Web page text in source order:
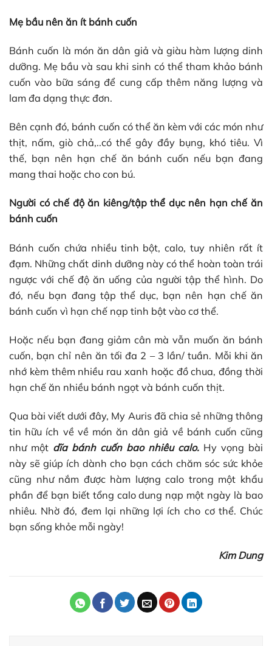
Mẹ bầu nên ăn ít bánh cuốn
Bánh cuốn là món ăn dân giả và giàu hàm lượng dinh
dưỡng. Mẹ bầu và sau khi sinh có thể tham khảo bánh
cuốn vào bữa sáng để cung cấp thêm năng lượng và
lam đa dạng thực đơn.
Bên cạnh đó, bánh cuốn có thể ăn kèm với các món như
thịt, nấm, giò chả,..có thể gây đầy bụng, khó tiêu. Vì
thế, bạn nên hạn chế ăn bánh cuốn nếu bạn đang
mang thai hoặc cho con bú.
Người có chế độ ăn kiêng/tập thể dục nên hạn chế ăn
bánh cuốn
Bánh cuốn chứa nhiều tinh bột, calo, tuy nhiên rất ít
đạm. Những chất dinh dưỡng này có thể hoàn toàn trái
ngược với chế độ ăn uống của người tập thể hình. Do
đó, nếu bạn đang tập thể dục, bạn nên hạn chế ăn
bánh cuốn vì hạn chế nạp tinh bột vào cơ thể.
Hoặc nếu bạn đang giảm cân mà vẫn muốn ăn bánh
cuốn, bạn chỉ nên ăn tối đa 2 – 3 lần/ tuần. Mỗi khi ăn
nhớ kèm thêm nhiều rau xanh hoặc đồ chua, đồng thời
hạn chế ăn nhiều bánh ngọt và bánh cuốn thịt.
Qua bài viết dưới đây, My Auris đã chia sẻ những thông
tin hữu ích về về món ăn dân giả về bánh cuốn cũng
như một dĩa bánh cuốn bao nhiêu calo. Hy vọng bài
này sẽ giúp ích dành cho bạn cách chăm sóc sức khỏe
cũng như nắm được hàm lượng calo trong một khẩu
phần để bạn biết tổng calo dung nạp một ngày là bao
nhiêu. Nhờ đó, đem lại những lợi ích cho cơ thể. Chúc
bạn sống khỏe mỗi ngày!
Kim Dung